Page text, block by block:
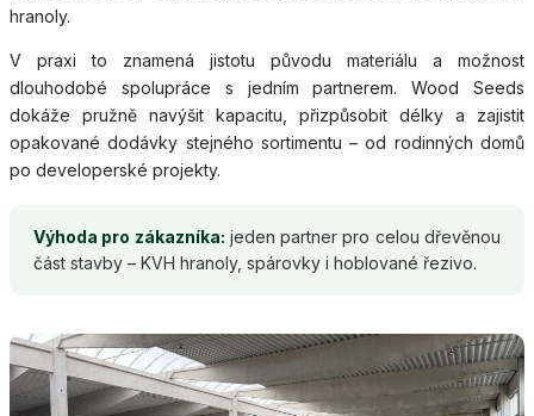
hranoly.
V praxi to znamená jistotu původu materiálu a možnost
dlouhodobé spolupráce s jedním partnerem. Wood Seeds
dokáže pružně navýšit kapacitu, přizpůsobit délky a zajistit
opakované dodávky stejného sortimentu – od rodinných domů
po developerské projekty.
Výhoda pro zákazníka: jeden partner pro celou dřevěnou
část stavby – KVH hranoly, spárovky i hoblované řezivo.